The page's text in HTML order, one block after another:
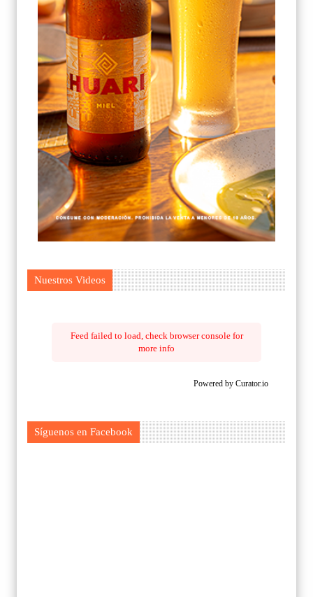
Nuestros Videos
Feed failed to load, check browser console for
more info
Powered by Curator.io
Síguenos en Facebook